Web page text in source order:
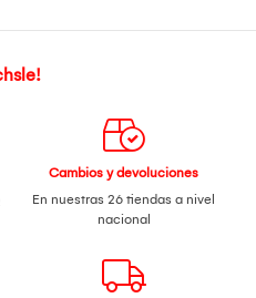
Cambios y devoluciones
En nuestras 26 tiendas a nivel
nacional